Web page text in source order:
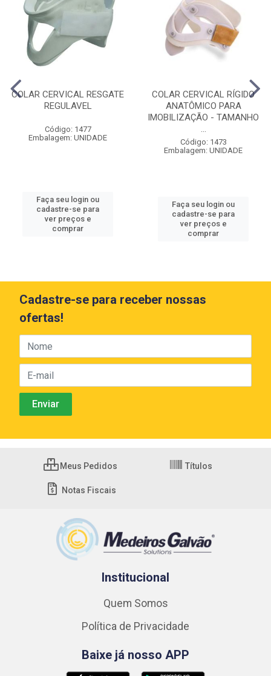
COLAR CERVICAL RESGATE
REGULAVEL
Código: 1477
Embalagem: UNIDADE
Faça seu login ou
cadastre-se para
ver preços e
comprar
COLAR CERVICAL RÍGIDO
ANATÔMICO PARA
IMOBILIZAÇÃO - TAMANHO
...
Código: 1473
Embalagem: UNIDADE
Faça seu login ou
cadastre-se para
ver preços e
comprar
Cadastre-se para receber nossas
ofertas!
Meus Pedidos Títulos
Notas Fiscais
Institucional
Quem Somos
Política de Privacidade
Baixe já nosso APP